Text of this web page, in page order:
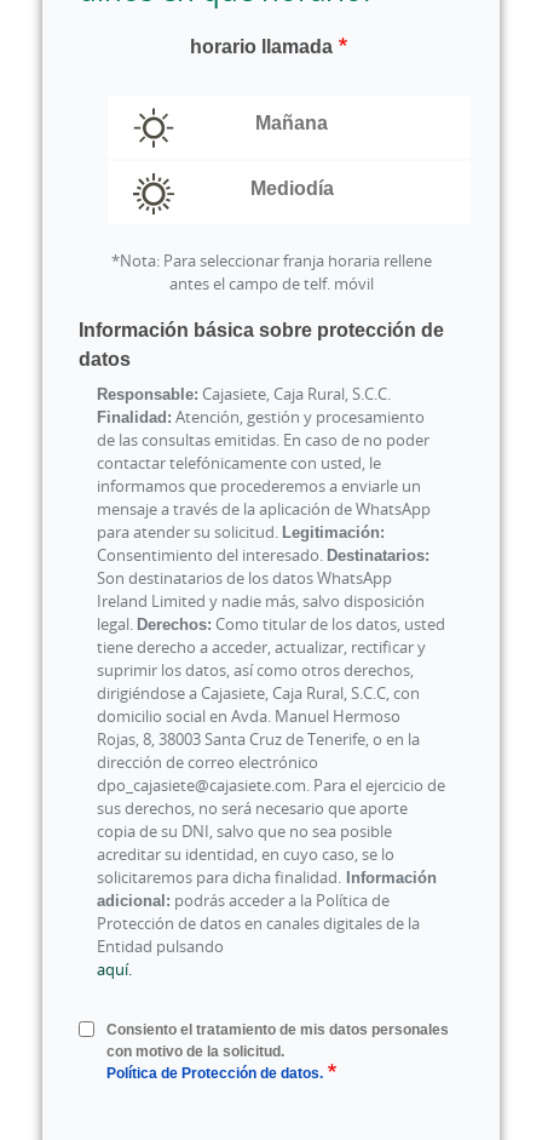
horario llamada
Mañana
Mediodía
*Nota: Para seleccionar franja horaria rellene
antes el campo de telf. móvil
Información básica sobre protección de
datos
Responsable: Cajasiete, Caja Rural, S.C.C.
Finalidad: Atención, gestión y procesamiento
de las consultas emitidas. En caso de no poder
contactar telefónicamente con usted, le
informamos que procederemos a enviarle un
mensaje a través de la aplicación de WhatsApp
para atender su solicitud. Legitimación:
Consentimiento del interesado. Destinatarios:
Son destinatarios de los datos WhatsApp
Ireland Limited y nadie más, salvo disposición
legal. Derechos: Como titular de los datos, usted
tiene derecho a acceder, actualizar, rectificar y
suprimir los datos, así como otros derechos,
dirigiéndose a Cajasiete, Caja Rural, S.C.C, con
domicilio social en Avda. Manuel Hermoso
Rojas, 8, 38003 Santa Cruz de Tenerife, o en la
dirección de correo electrónico
dpo_cajasiete@cajasiete.com. Para el ejercicio de
sus derechos, no será necesario que aporte
copia de su DNI, salvo que no sea posible
acreditar su identidad, en cuyo caso, se lo
solicitaremos para dicha finalidad. Información
adicional: podrás acceder a la Política de
Protección de datos en canales digitales de la
Entidad pulsando
aquí.
Consiento el tratamiento de mis datos personales
con motivo de la solicitud.
Política de Protección de datos.